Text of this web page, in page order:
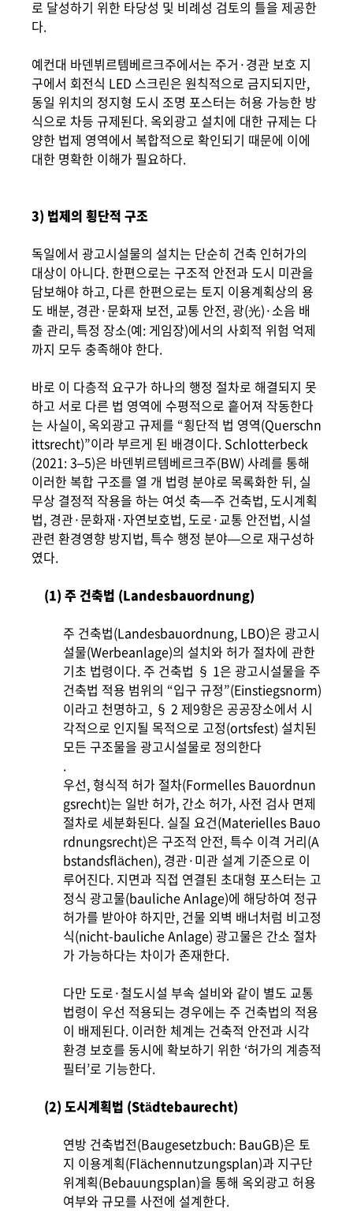
로 달성하기 위한 타당성 및 비례성 검토의 틀을 제공한
다.
예컨대 바덴뷔르템베르크주에서는 주거·경관 보호 지
구에서 회전식 LED 스크린은 원칙적으로 금지되지만,
동일 위치의 정지형 도시 조명 포스터는 허용 가능한 방
식으로 차등 규제된다. 옥외광고 설치에 대한 규제는 다
양한 법제 영역에서 복합적으로 확인되기 때문에 이에
대한 명확한 이해가 필요하다.
3) 법제의 횡단적 구조
독일에서 광고시설물의 설치는 단순히 건축 인허가의
대상이 아니다. 한편으로는 구조적 안전과 도시 미관을
담보해야 하고, 다른 한편으로는 토지 이용계획상의 용
도 배분, 경관·문화재 보전, 교통 안전, 광(光)·소음 배
출 관리, 특정 장소(예: 게임장)에서의 사회적 위험 억제
까지 모두 충족해야 한다.
바로 이 다층적 요구가 하나의 행정 절차로 해결되지 못
하고 서로 다른 법 영역에 수평적으로 흩어져 작동한다
는 사실이, 옥외광고 규제를 “횡단적 법 영역(Querschn
ittsrecht)”이라 부르게 된 배경이다. Schlotterbeck
(2021: 3‒5)은 바덴뷔르템베르크주(BW) 사례를 통해
이러한 복합 구조를 열 개 법령 분야로 목록화한 뒤, 실
무상 결정적 작용을 하는 여섯 축—주 건축법, 도시계획
법, 경관·문화재·자연보호법, 도로·교통 안전법, 시설
관련 환경영향 방지법, 특수 행정 분야—으로 재구성하
였다.
(1) 주 건축법 (Landesbauordnung)
주 건축법(Landesbauordnung, LBO)은 광고시
설물(Werbeanlage)의 설치와 허가 절차에 관한
기초 법령이다. 주 건축법 § 1은 광고시설물을 주
건축법 적용 범위의 “입구 규정”(Einstiegsnorm)
이라고 천명하고, § 2 제9항은 공공장소에서 시
각적으로 인지될 목적으로 고정(ortsfest) 설치된
모든 구조물을 광고시설물로 정의한다
.
우선, 형식적 허가 절차(Formelles Bauordnun
gsrecht)는 일반 허가, 간소 허가, 사전 검사 면제
절차로 세분화된다. 실질 요건(Materielles Bauo
rdnungsrecht)은 구조적 안전, 특수 이격 거리(A
bstandsflächen), 경관·미관 설계 기준으로 이
루어진다. 지면과 직접 연결된 초대형 포스터는 고
정식 광고물(bauliche Anlage)에 해당하여 정규
허가를 받아야 하지만, 건물 외벽 배너처럼 비고정
식(nicht-bauliche Anlage) 광고물은 간소 절차
가 가능하다는 차이가 존재한다.
다만 도로·철도시설 부속 설비와 같이 별도 교통
법령이 우선 적용되는 경우에는 주 건축법의 적용
이 배제된다. 이러한 체계는 건축적 안전과 시각
환경 보호를 동시에 확보하기 위한 ‘허가의 계층적
필터’로 기능한다.
(2) 도시계획법 (Städtebaurecht)
연방 건축법전(Baugesetzbuch: BauGB)은 토
지 이용계획(Flächennutzungsplan)과 지구단
위계획(Bebauungsplan)을 통해 옥외광고 허용
여부와 규모를 사전에 설계한다.